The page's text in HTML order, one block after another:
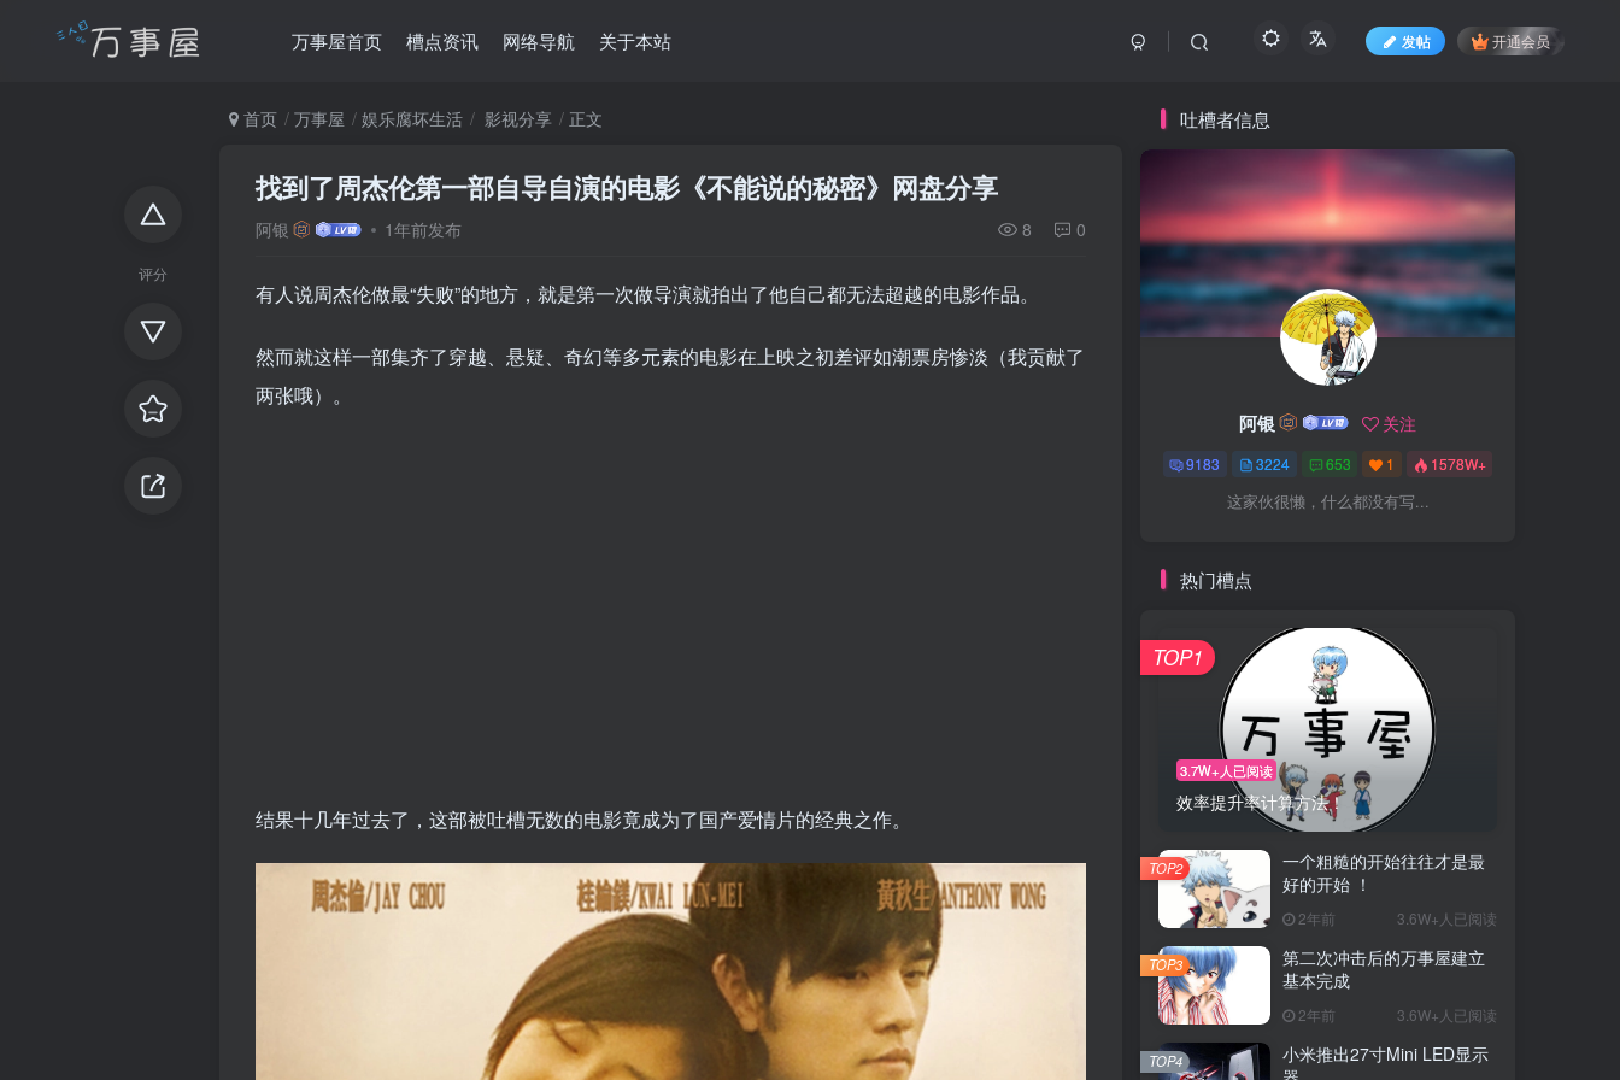
万事屋首页 槽点资讯 网络导航 关于本站 发帖 开通会员
评分
首页 万事屋 娱乐腐坏生活 影视分享 正文
找到了周杰伦第一部自导自演的电影《不能说的秘密》网盘分享
阿银 1年前发布 8 0
有人说周杰伦做最“失败”的地方，就是第一次做导演就拍出了他自己都无法超越的电影作品。
然而就这样一部集齐了穿越、悬疑、奇幻等多元素的电影在上映之初差评如潮票房惨淡（我贡献了
两张哦）。
结果十几年过去了，这部被吐槽无数的电影竟成为了国产爱情片的经典之作。
吐槽者信息
阿银 关注
9183 3224 653 1 1578W+
这家伙很懒，什么都没有写...
热门槽点
3.7W+人已阅读
效率提升率计算方法！
TOP1
一个粗糙的开始往往才是最
好的开始 ！
2年前 3.6W+人已阅读
TOP2
第二次冲击后的万事屋建立
基本完成
2年前 3.6W+人已阅读
TOP3
小米推出27寸Mini LED显示
TOP4